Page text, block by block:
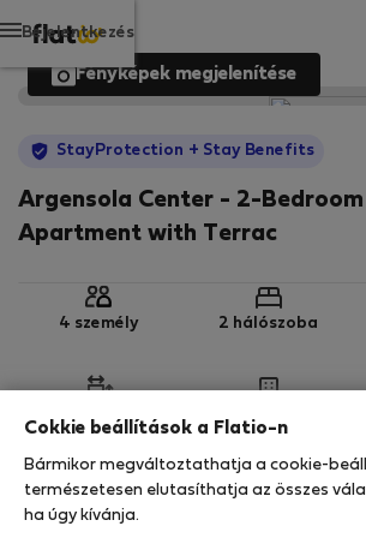
Bejelentkezés
Fényképek megjelenítése
StayProtection + Stay Benefits
Argensola Center - 2-Bedroom
Apartment with Terrac
4 személy 2 hálószoba
StayProtection Stay Benefits
Az Ön tartózkodását ebben az
Cokkie beállítások a Flatio-n
Bármikor megváltoztathatja a cookie-
természetesen elutasíthatja az összes
ha úgy kívánja.